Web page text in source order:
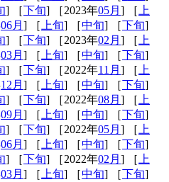
] ［下旬] ［2023年05月 ] ［ 上
06月 ] ［ 上旬] ［中旬] ［下旬]
] ［下旬] ［2023年02月 ] ［ 上
03月 ] ［ 上旬] ［中旬] ［下旬]
] ［下旬] ［2022年11月 ] ［ 上
12月 ] ［ 上旬] ［中旬] ［下旬]
] ［下旬] ［2022年08月 ] ［ 上
09月 ] ［ 上旬] ［中旬] ［下旬]
] ［下旬] ［2022年05月 ] ［ 上
06月 ] ［ 上旬] ［中旬] ［下旬]
] ［下旬] ［2022年02月 ] ［ 上
03月 ] ［ 上旬] ［中旬] ［下旬]